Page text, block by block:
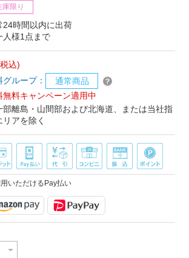
庫限り
24時間以内に出荷
人様1点まで
込)
グループ：
通常商品
無料キャンペーン適用中
離島・山間部および北海道、または当社指
リアを除く
用いただけるPay払い